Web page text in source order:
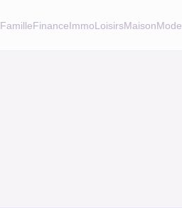
FamilleFinanceImmoLoisirsMaisonMode